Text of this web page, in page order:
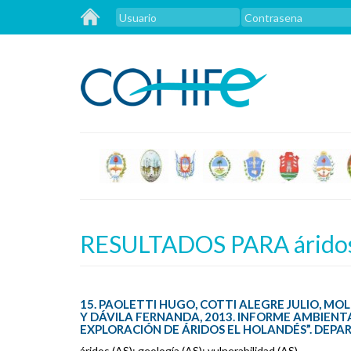
RESULTADOS PARA
15. PAOLETTI HUGO, COTTI ALEGRE JULIO,
Y DÁVILA FERNANDA, 2013. INFORME
EXPLORACIÓN DE ÁRIDOS EL HOLANDÉS”.